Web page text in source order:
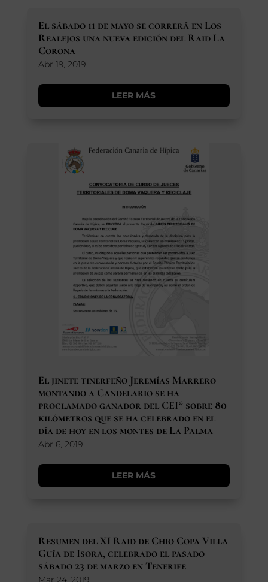
El sábado 11 de mayo se correrá en Los
Realejos una nueva edición del Raid La
Corona
Abr 19, 2019
LEER MÁS
El jinete tinerfeño Jeremías Marrero
montando a Candelario se ha
proclamado ganador del CEI* sobre 80
kilómetros que se ha celebrado en el
día de hoy en los montes de La Palma
Abr 6, 2019
LEER MÁS
Resumen del XI Raid de Chio Copa Villa
Guía de Isora, celebrado el pasado
sábado 23 de marzo en Tenerife
Mar 24, 2019